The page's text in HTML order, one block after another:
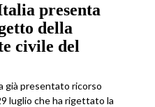
presenta
della
civile del
già presentato ricorso
luglio che ha rigettato la